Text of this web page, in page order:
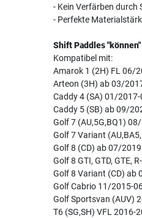
- Kein Verfärben durch
- Perfekte
Shift Paddles
Kompatibel mit:
Amarok 1 (2H) FL 06/
Arteon (3H) ab 03/
Caddy 4 (SA) 01/
Caddy 5 (SB) ab 09/
Golf 7 (AU,5G,BQ1)
Golf 7 Variant
Golf 8 (CD) ab 07/2019
Golf 8 GTI, GTD, GTE,
Golf 8 Variant (CD) ab
Golf Cabrio 11/2015-
Golf Sportsvan (AUV)
T6 (SG,SH) VFL 2016-